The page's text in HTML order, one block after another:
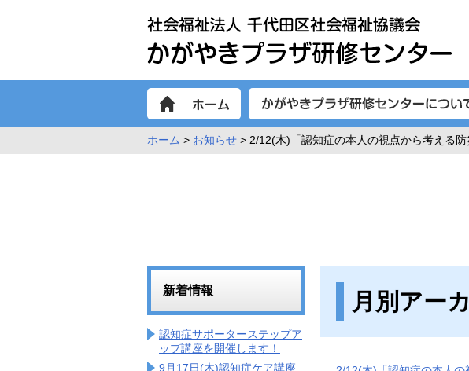
ホーム > お知らせ > 2/12(木)「認知症の本人の視点から考える防
月別アー
新着情報
認知症サポーターステップア
ップ講座を開催します！
9月17日(木)認知症ケア講座